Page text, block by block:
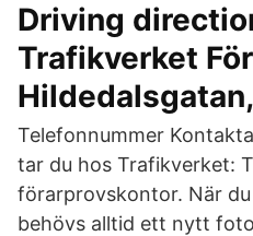
Driving
Trafikverket
Telefonnummer
tar du hos Trafikverket:
förarprovskontor. När
behövs alltid ett nytt